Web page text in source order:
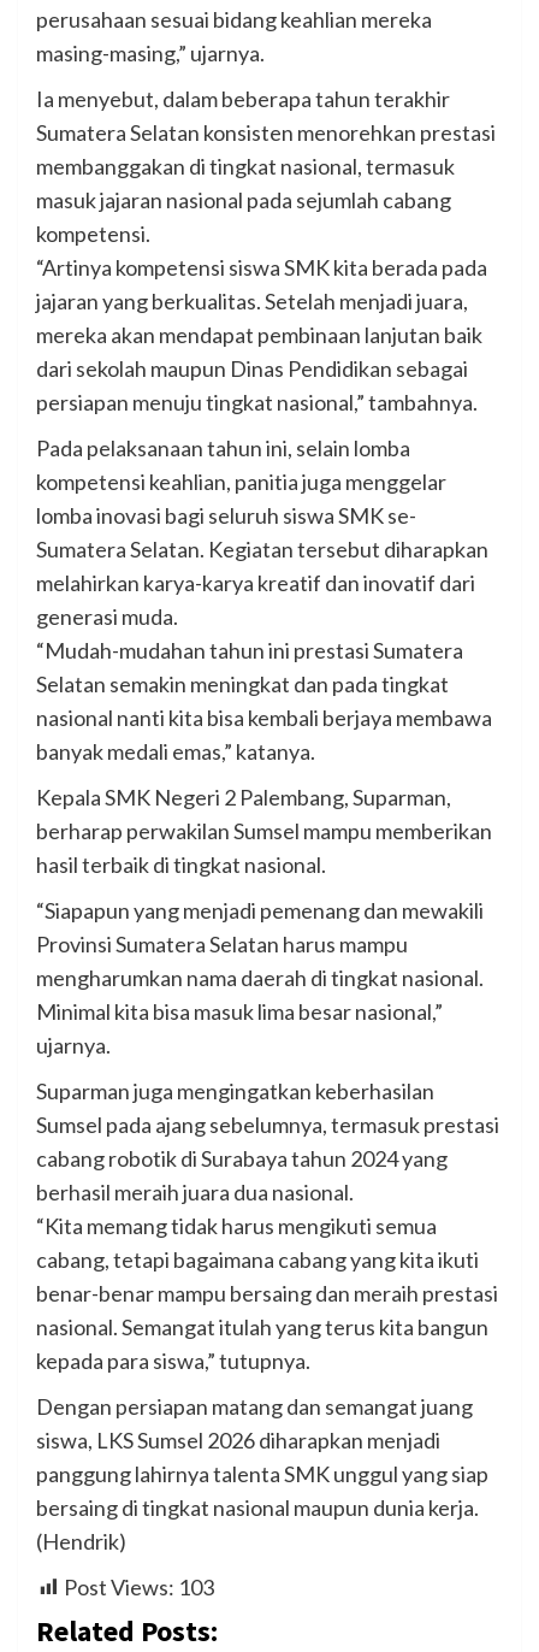
perusahaan sesuai bidang keahlian mereka
masing-masing,” ujarnya.
Ia menyebut, dalam beberapa tahun terakhir
Sumatera Selatan konsisten menorehkan prestasi
membanggakan di tingkat nasional, termasuk
masuk jajaran nasional pada sejumlah cabang
kompetensi.
“Artinya kompetensi siswa SMK kita berada pada
jajaran yang berkualitas. Setelah menjadi juara,
mereka akan mendapat pembinaan lanjutan baik
dari sekolah maupun Dinas Pendidikan sebagai
persiapan menuju tingkat nasional,” tambahnya.
Pada pelaksanaan tahun ini, selain lomba
kompetensi keahlian, panitia juga menggelar
lomba inovasi bagi seluruh siswa SMK se-
Sumatera Selatan. Kegiatan tersebut diharapkan
melahirkan karya-karya kreatif dan inovatif dari
generasi muda.
“Mudah-mudahan tahun ini prestasi Sumatera
Selatan semakin meningkat dan pada tingkat
nasional nanti kita bisa kembali berjaya membawa
banyak medali emas,” katanya.
Kepala SMK Negeri 2 Palembang, Suparman,
berharap perwakilan Sumsel mampu memberikan
hasil terbaik di tingkat nasional.
“Siapapun yang menjadi pemenang dan mewakili
Provinsi Sumatera Selatan harus mampu
mengharumkan nama daerah di tingkat nasional.
Minimal kita bisa masuk lima besar nasional,”
ujarnya.
Suparman juga mengingatkan keberhasilan
Sumsel pada ajang sebelumnya, termasuk prestasi
cabang robotik di Surabaya tahun 2024 yang
berhasil meraih juara dua nasional.
“Kita memang tidak harus mengikuti semua
cabang, tetapi bagaimana cabang yang kita ikuti
benar-benar mampu bersaing dan meraih prestasi
nasional. Semangat itulah yang terus kita bangun
kepada para siswa,” tutupnya.
Dengan persiapan matang dan semangat juang
siswa, LKS Sumsel 2026 diharapkan menjadi
panggung lahirnya talenta SMK unggul yang siap
bersaing di tingkat nasional maupun dunia kerja.
(Hendrik)
Post Views: 103
Related Posts: